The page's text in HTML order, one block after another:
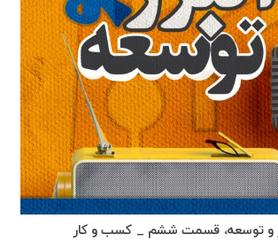
و توسعه، قسمت ششم _ کسب و کار